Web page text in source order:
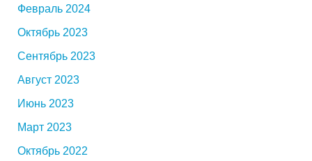
Февраль 2024
Октябрь 2023
Сентябрь 2023
Август 2023
Июнь 2023
Март 2023
Октябрь 2022